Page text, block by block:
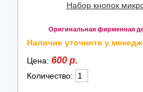
Набор кнопок
Оригинальная фирменная
Наличие уточните у
Цена: 600 р.
Количество: